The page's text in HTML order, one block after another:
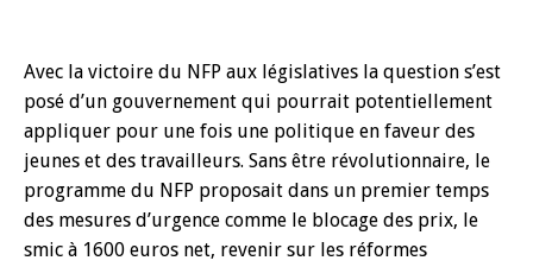
Avec la victoire du NFP aux législatives la question s’est
posé d’un gouvernement qui pourrait potentiellement
appliquer pour une fois une politique en faveur des
jeunes et des travailleurs. Sans être révolutionnaire, le
programme du NFP proposait dans un premier temps
des mesures d’urgence comme le blocage des prix, le
smic à 1600 euros net, revenir sur les réformes